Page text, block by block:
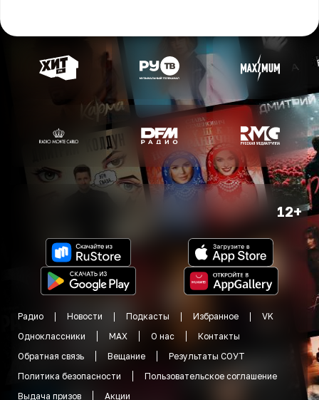
12+
Радио Новости Подкасты Избранное
VK
Одноклассники
MAX О нас
Контакты
Обратная связь
Вещание
Результаты СОУТ
Политика безопасности
Пользовательское соглашение
Выдача призов
Акции